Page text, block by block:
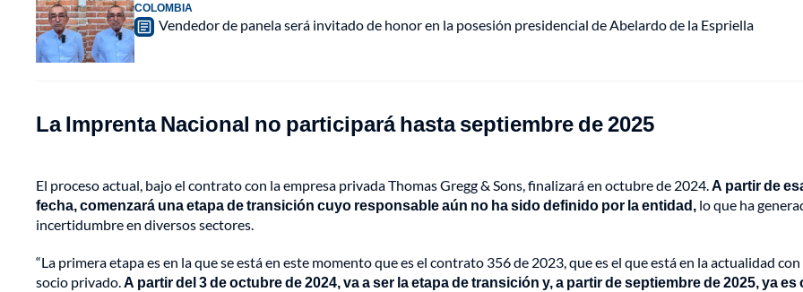
COLOMBIA
Vendedor de panela será invitado de honor en la posesión presidencial de Abelardo de la Espriella
La Imprenta Nacional no participará hasta septiembre de 2025
El proceso actual, bajo el contrato con la empresa privada Thomas Gregg & Sons, finalizará en octubre de 2024.A partir de
fecha, comenzará una etapa de transición cuyo responsable aún no ha sido definido por la entidad, lo que ha
incertidumbre en diversos sectores.
“La primera etapa es en la que se está en este momento que es el contrato 356 de 2023, que es el que está en la actualidad con
socio privado.A partir del 3 de octubre de 2024, va a ser la etapa de transición y, a partir de septiembre de 2025, ya es